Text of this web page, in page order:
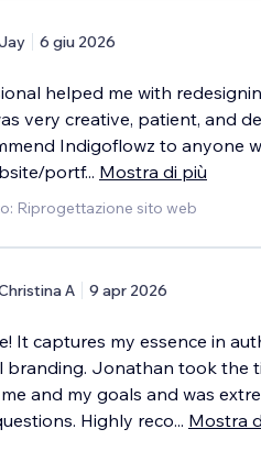
Jay 6 giu 2026
helped me with
very creative, patient, and
Indigoflowz to anyone
portf... Mostra di più
Riprogettazione sito web
A 9 apr 2026
It captures my essence in
branding. Jonathan took the
and my goals and was
Highly reco... Mostra